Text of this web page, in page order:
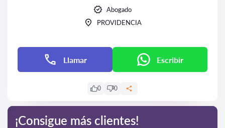
Abogado
PROVIDENCIA
Llamar Escribir
0 0
¡Consigue más clientes!